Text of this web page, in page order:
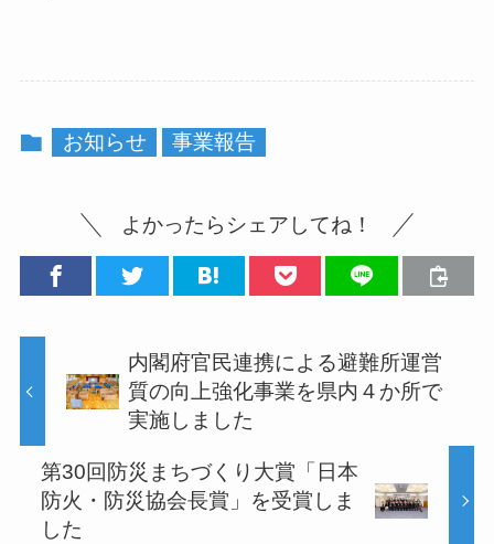
お知らせ 事業報告
よかったらシェアしてね！
内閣府官民連携による避難所運営
質の向上強化事業を県内４か所で
実施しました
第30回防災まちづくり大賞「日本
防火・防災協会長賞」を受賞しま
した